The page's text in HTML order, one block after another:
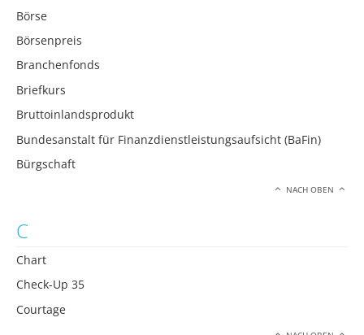
Börse
Börsenpreis
Branchenfonds
Briefkurs
Bruttoinlandsprodukt
Bundesanstalt für Finanzdienstleistungsaufsicht (BaFin)
Bürgschaft
NACH OBEN
C
Chart
Check-Up 35
Courtage